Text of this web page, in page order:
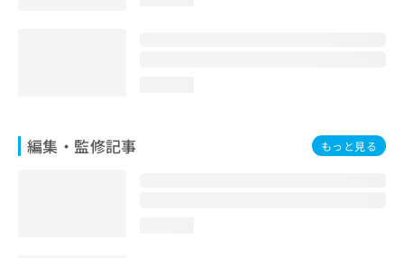
編集・監修記事 もっと見る